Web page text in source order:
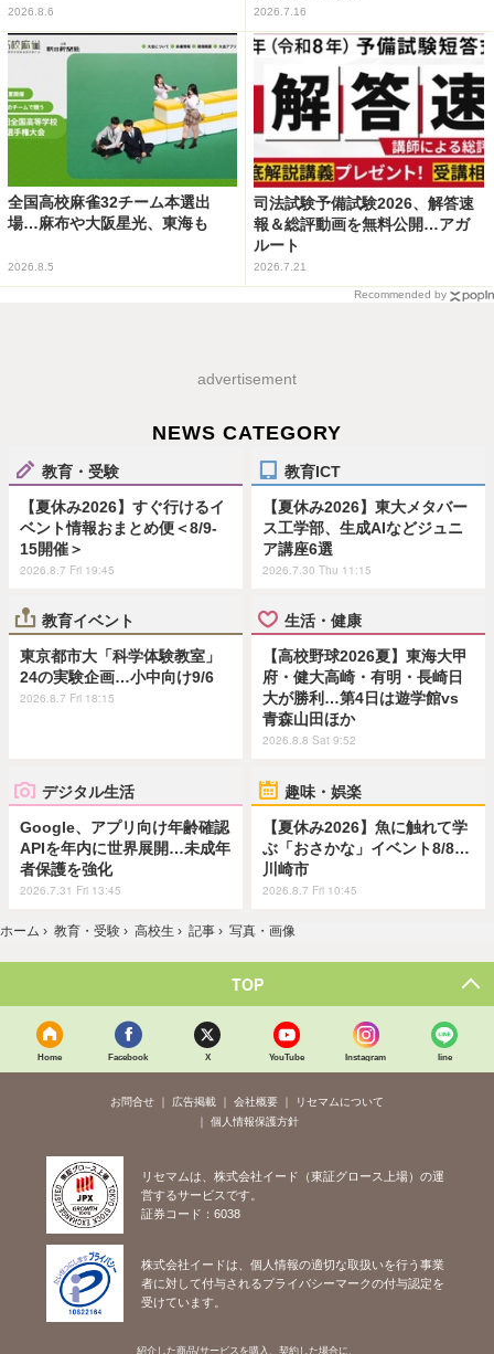
2026.8.6 2026.7.16
全国高校麻雀32チーム本選出
場…麻布や大阪星光、東海も
2026.8.5
司法試験予備試験2026、解答速
報＆総評動画を無料公開…アガ
ルート
2026.7.21
Recommended by
advertisement
NEWS CATEGORY
教育・受験
【夏休み2026】すぐ行けるイ
ベント情報おまとめ便＜8/9-
15開催＞
2026.8.7 Fri 19:45
教育ICT
【夏休み2026】東大メタバー
ス工学部、生成AIなどジュニ
ア講座6選
2026.7.30 Thu 11:15
教育イベント
東京都市大「科学体験教室」
24の実験企画…小中向け9/6
2026.8.7 Fri 18:15
生活・健康
【高校野球2026夏】東海大甲
府・健大高崎・有明・長崎日
大が勝利…第4日は遊学館vs
青森山田ほか
2026.8.8 Sat 9:52
デジタル生活
Google、アプリ向け年齢確認
APIを年内に世界展開…未成年
者保護を強化
2026.7.31 Fri 13:45
趣味・娯楽
【夏休み2026】魚に触れて学
ぶ「おさかな」イベント8/8…
川崎市
2026.8.7 Fri 10:45
ホーム › 教育・受験 › 高校生 › 記事 › 写真・画像
TOP
Home Facebook X YouTube Instagram line
お問合せ 広告掲載 会社概要
リセマムについて
個人情報保護方針
リセマムは、株式会社イード（東証グロース上場）の運
営するサービスです。
証券コード：6038
株式会社イードは、個人情報の適切な取扱いを行う事業
者に対して付与されるプライバシーマークの付与認定を
受けています。
紹介した商品/サービスを購入、契約した場合に、